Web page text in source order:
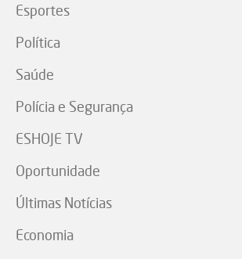
Esportes
Política
Saúde
Polícia e Segurança
ESHOJE TV
Oportunidade
Últimas Notícias
Economia